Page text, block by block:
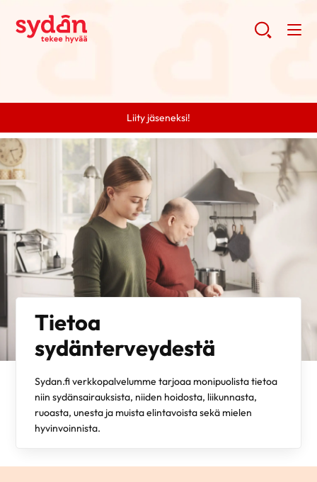
Liity jäseneksi!
Tietoa
sydänterveydestä
Sydan.fi verkkopalvelumme tarjoaa monipuolista tietoa
niin sydänsairauksista, niiden hoidosta, liikunnasta,
ruoasta, unesta ja muista elintavoista sekä mielen
hyvinvoinnista.